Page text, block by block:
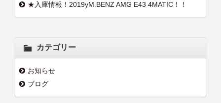
★入庫情報！2019yM.BENZ AMG E43 4MATIC！！
カテゴリー
お知らせ
ブログ